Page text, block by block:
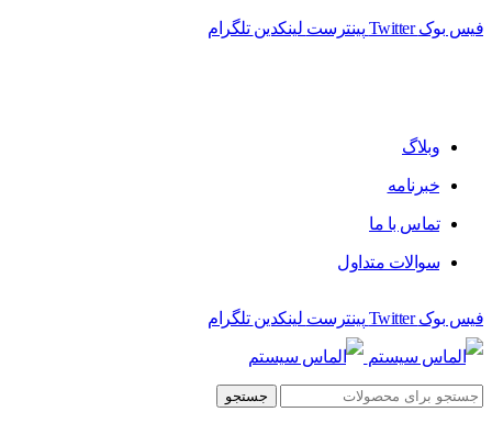
فیس بوک Twitter پینترست لینکدین تلگرام
وبلاگ
خبرنامه
تماس با ما
سوالات متداول
فیس بوک Twitter پینترست لینکدین تلگرام
جستجو